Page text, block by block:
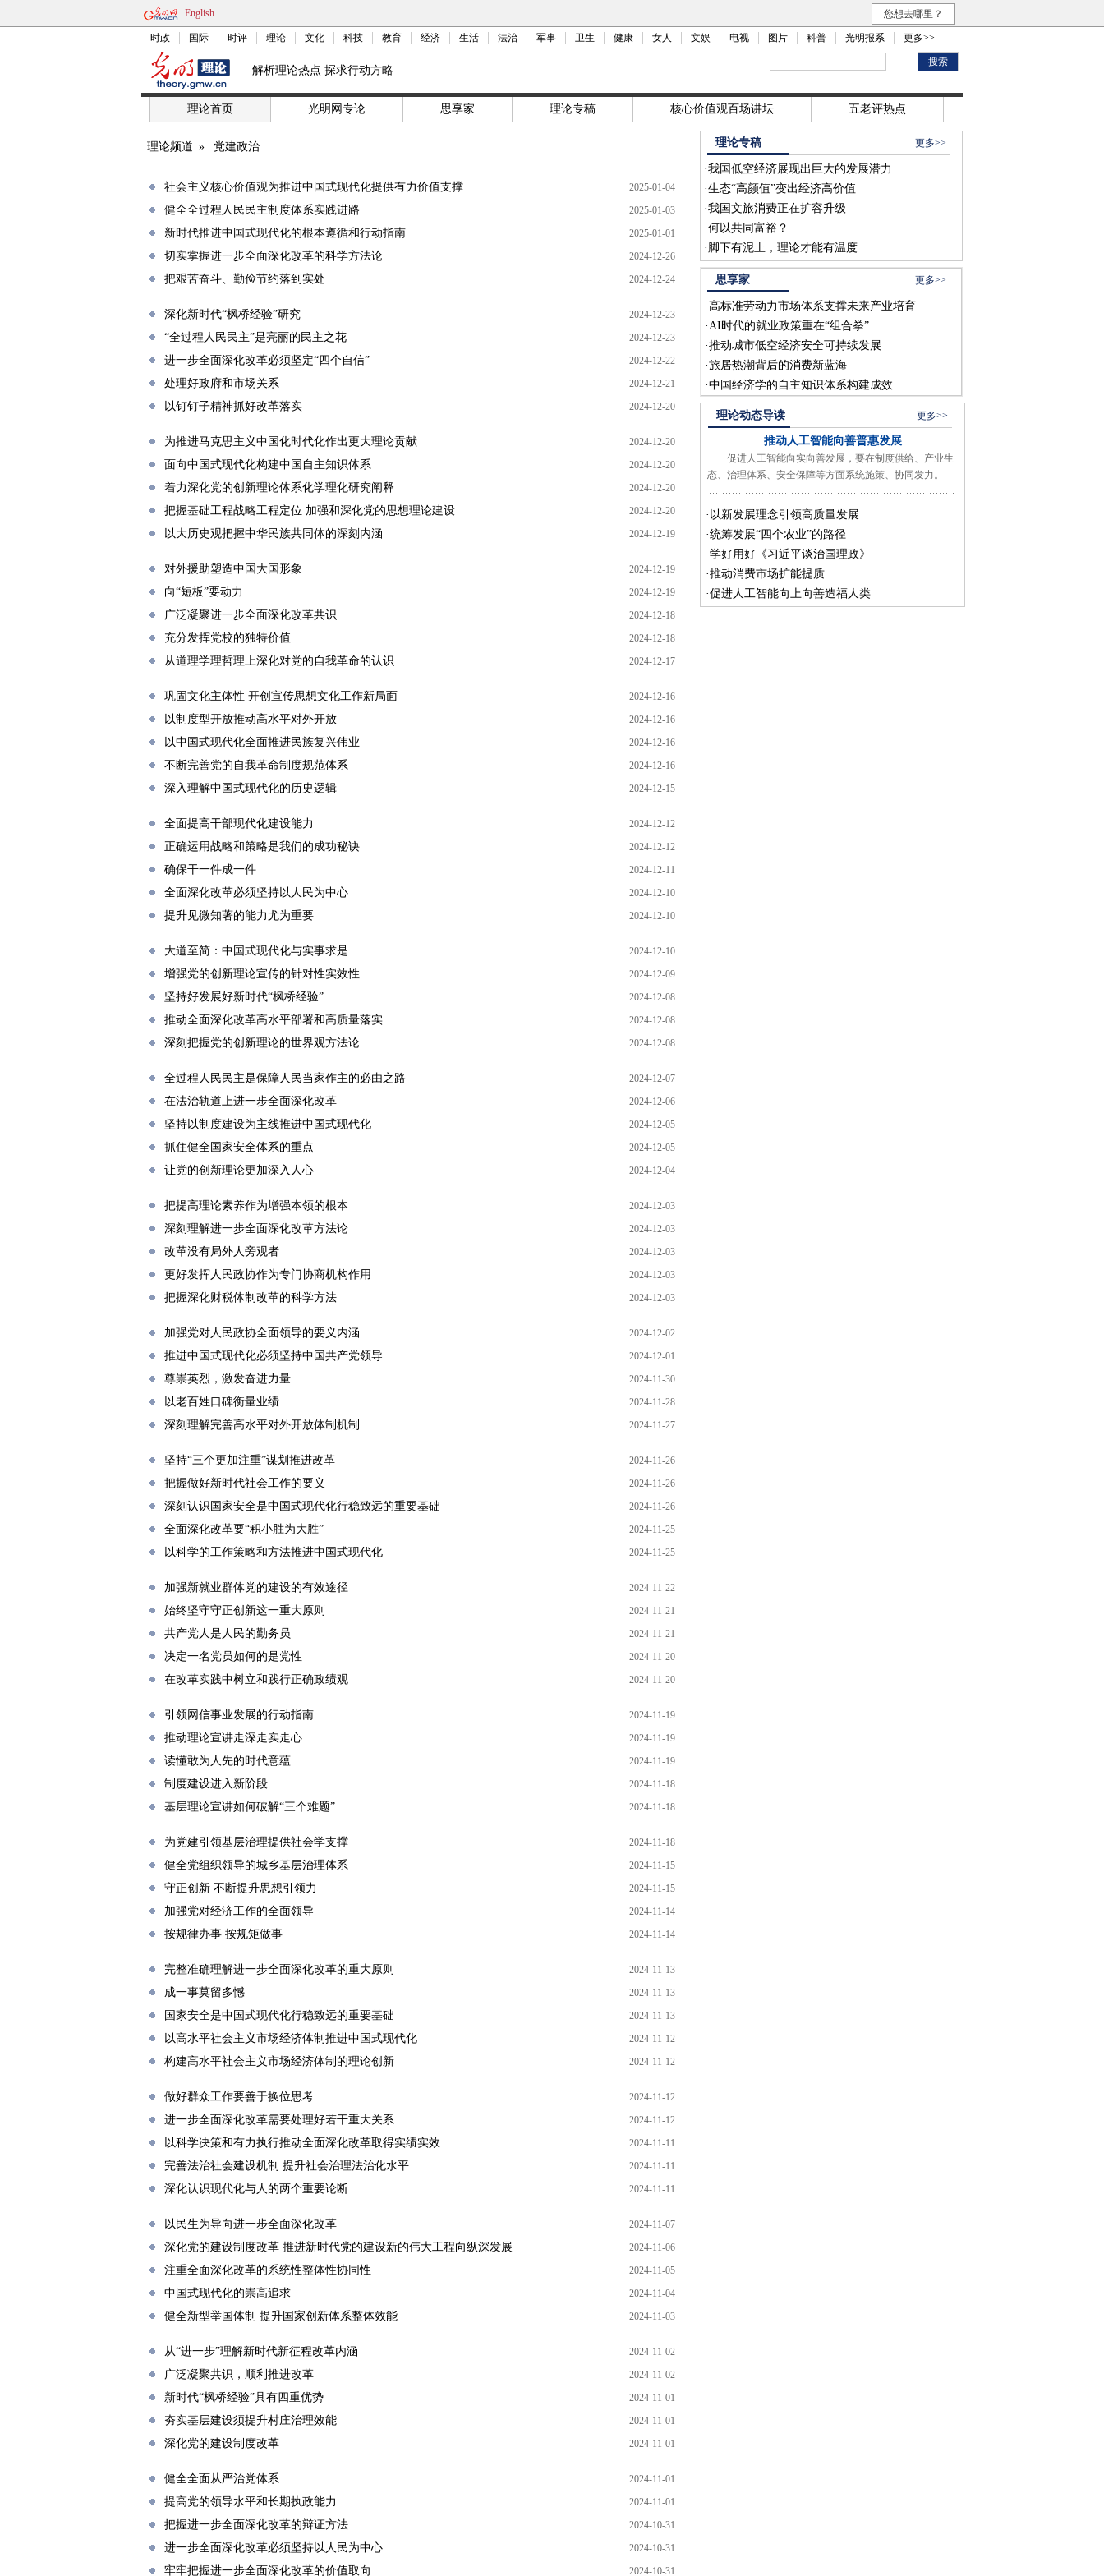
English 您想去哪里？
时政 国际 时评 理论 文化 科技 教育 经济 生活 法治 军事 卫生 健康 女人 文娱 电视 图片 科普 光明报系 更多>>
解析理论热点 探求行动方略
理论首页 光明网专论 思享家 理论专稿 核心价值观百场讲坛 五老评热点
理论频道 » 党建政治
社会主义核心价值观为推进中国式现代化提供有力价值支撑 2025-01-04
健全全过程人民民主制度体系实践进路 2025-01-03
新时代推进中国式现代化的根本遵循和行动指南 2025-01-01
切实掌握进一步全面深化改革的科学方法论 2024-12-26
把艰苦奋斗、勤俭节约落到实处 2024-12-24
深化新时代“枫桥经验”研究 2024-12-23
“全过程人民民主”是亮丽的民主之花 2024-12-23
进一步全面深化改革必须坚定“四个自信” 2024-12-22
处理好政府和市场关系 2024-12-21
以钉钉子精神抓好改革落实 2024-12-20
为推进马克思主义中国化时代化作出更大理论贡献 2024-12-20
面向中国式现代化构建中国自主知识体系 2024-12-20
着力深化党的创新理论体系化学理化研究阐释 2024-12-20
把握基础工程战略工程定位 加强和深化党的思想理论建设 2024-12-20
以大历史观把握中华民族共同体的深刻内涵 2024-12-19
对外援助塑造中国大国形象 2024-12-19
向“短板”要动力 2024-12-19
广泛凝聚进一步全面深化改革共识 2024-12-18
充分发挥党校的独特价值 2024-12-18
从道理学理哲理上深化对党的自我革命的认识 2024-12-17
巩固文化主体性 开创宣传思想文化工作新局面 2024-12-16
以制度型开放推动高水平对外开放 2024-12-16
以中国式现代化全面推进民族复兴伟业 2024-12-16
不断完善党的自我革命制度规范体系 2024-12-16
深入理解中国式现代化的历史逻辑 2024-12-15
全面提高干部现代化建设能力 2024-12-12
正确运用战略和策略是我们的成功秘诀 2024-12-12
确保干一件成一件 2024-12-11
全面深化改革必须坚持以人民为中心 2024-12-10
提升见微知著的能力尤为重要 2024-12-10
大道至简：中国式现代化与实事求是 2024-12-10
增强党的创新理论宣传的针对性实效性 2024-12-09
坚持好发展好新时代“枫桥经验” 2024-12-08
推动全面深化改革高水平部署和高质量落实 2024-12-08
深刻把握党的创新理论的世界观方法论 2024-12-08
全过程人民民主是保障人民当家作主的必由之路 2024-12-07
在法治轨道上进一步全面深化改革 2024-12-06
坚持以制度建设为主线推进中国式现代化 2024-12-05
抓住健全国家安全体系的重点 2024-12-05
让党的创新理论更加深入人心 2024-12-04
把提高理论素养作为增强本领的根本 2024-12-03
深刻理解进一步全面深化改革方法论 2024-12-03
改革没有局外人旁观者 2024-12-03
更好发挥人民政协作为专门协商机构作用 2024-12-03
把握深化财税体制改革的科学方法 2024-12-03
加强党对人民政协全面领导的要义内涵 2024-12-02
推进中国式现代化必须坚持中国共产党领导 2024-12-01
尊崇英烈，激发奋进力量 2024-11-30
以老百姓口碑衡量业绩 2024-11-28
深刻理解完善高水平对外开放体制机制 2024-11-27
坚持“三个更加注重”谋划推进改革 2024-11-26
把握做好新时代社会工作的要义 2024-11-26
深刻认识国家安全是中国式现代化行稳致远的重要基础 2024-11-26
全面深化改革要“积小胜为大胜” 2024-11-25
以科学的工作策略和方法推进中国式现代化 2024-11-25
加强新就业群体党的建设的有效途径 2024-11-22
始终坚守守正创新这一重大原则 2024-11-21
共产党人是人民的勤务员 2024-11-21
决定一名党员如何的是党性 2024-11-20
在改革实践中树立和践行正确政绩观 2024-11-20
引领网信事业发展的行动指南 2024-11-19
推动理论宣讲走深走实走心 2024-11-19
读懂敢为人先的时代意蕴 2024-11-19
制度建设进入新阶段 2024-11-18
基层理论宣讲如何破解“三个难题” 2024-11-18
为党建引领基层治理提供社会学支撑 2024-11-18
健全党组织领导的城乡基层治理体系 2024-11-15
守正创新 不断提升思想引领力 2024-11-15
加强党对经济工作的全面领导 2024-11-14
按规律办事 按规矩做事 2024-11-14
完整准确理解进一步全面深化改革的重大原则 2024-11-13
成一事莫留多憾 2024-11-13
国家安全是中国式现代化行稳致远的重要基础 2024-11-13
以高水平社会主义市场经济体制推进中国式现代化 2024-11-12
构建高水平社会主义市场经济体制的理论创新 2024-11-12
做好群众工作要善于换位思考 2024-11-12
进一步全面深化改革需要处理好若干重大关系 2024-11-12
以科学决策和有力执行推动全面深化改革取得实绩实效 2024-11-11
完善法治社会建设机制 提升社会治理法治化水平 2024-11-11
深化认识现代化与人的两个重要论断 2024-11-11
以民生为导向进一步全面深化改革 2024-11-07
深化党的建设制度改革 推进新时代党的建设新的伟大工程向纵深发展 2024-11-06
注重全面深化改革的系统性整体性协同性 2024-11-05
中国式现代化的崇高追求 2024-11-04
健全新型举国体制 提升国家创新体系整体效能 2024-11-03
从“进一步”理解新时代新征程改革内涵 2024-11-02
广泛凝聚共识，顺利推进改革 2024-11-02
新时代“枫桥经验”具有四重优势 2024-11-01
夯实基层建设须提升村庄治理效能 2024-11-01
深化党的建设制度改革 2024-11-01
健全全面从严治党体系 2024-11-01
提高党的领导水平和长期执政能力 2024-11-01
把握进一步全面深化改革的辩证方法 2024-10-31
进一步全面深化改革必须坚持以人民为中心 2024-10-31
牢牢把握进一步全面深化改革的价值取向 2024-10-31
理论专稿 更多>>
·我国低空经济展现出巨大的发展潜力
·生态“高颜值”变出经济高价值
·我国文旅消费正在扩容升级
·何以共同富裕？
· 脚下有泥土，理论才能有温度
思享家 更多>>
·高标准劳动力市场体系支撑未来产业培育
·AI时代的就业政策重在“组合拳”
·推动城市低空经济安全可持续发展
·旅居热潮背后的消费新蓝海
·中国经济学的自主知识体系构建成效
理论动态导读 更多>>
推动人工智能向善普惠发展
促进人工智能向实向善发展，要在制度供给、产业生
态、治理体系、安全保障等方面系统施策、协同发力。
· 以新发展理念引领高质量发展
·统筹发展“四个农业”的路径
·学好用好《习近平谈治国理政》
·推动消费市场扩能提质
·促进人工智能向上向善造福人类